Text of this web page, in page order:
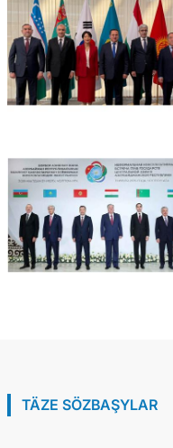
TÄZE SÖZBAŞYLAR